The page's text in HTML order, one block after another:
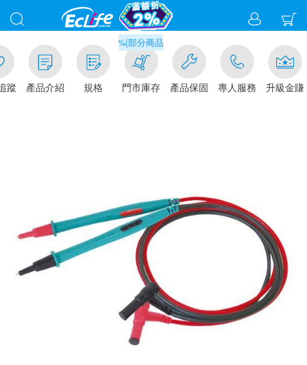
蹤 產品介紹 規格
滿千元門市取貨現折1%(部分商品不適用)-請點我看
門市庫存 產品保固 專人服務 升級金賺